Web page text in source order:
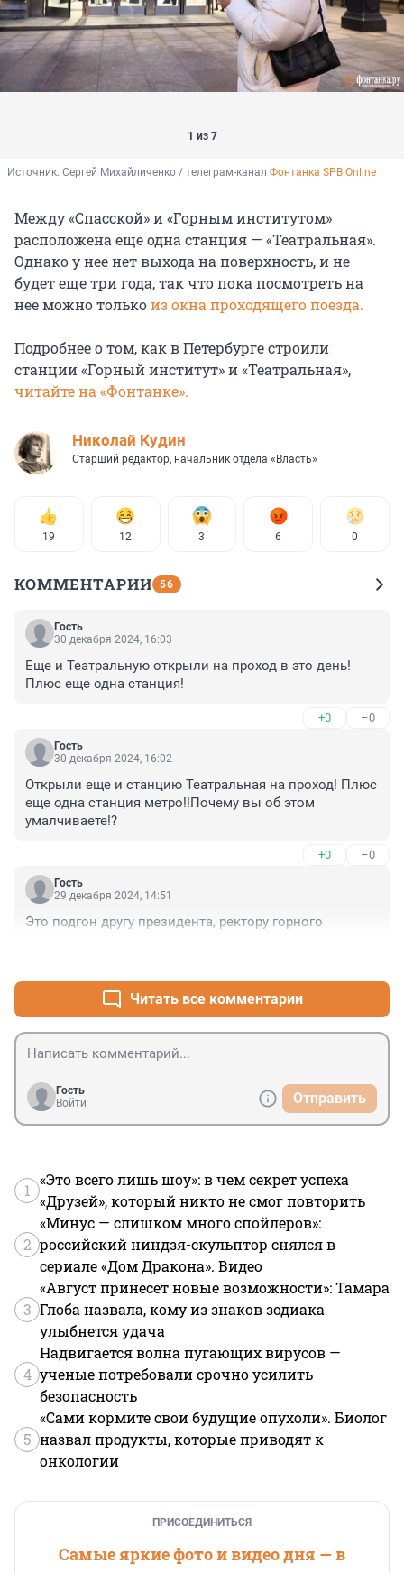
1 из 7
Источник: Сергей Михайличенко / телеграм-канал Фонтанка SPB Online
Между «Спасской» и «Горным институтом»
расположена еще одна станция — «Театральная».
Однако у нее нет выхода на поверхность, и не
будет еще три года, так что пока посмотреть на
нее можно толькоиз окна проходящего поезда.
Подробнее о том, как в Петербурге строили
станции «Горный институт» и «Театральная»,
читайте на «Фонтанке».
Николай Кудин
Старший редактор, начальник отдела «Власть»
19 12 3 6 0
КОММЕНТАРИИ 56
Гость
30 декабря 2024, 16:03
Еще и Театральную открыли на проход в это день!
Плюс еще одна станция!
+0 –0
Гость
30 декабря 2024, 16:02
Открыли еще и станцию Театральная на проход! Плюс
еще одна станция метро!!Почему вы об этом
умалчиваете!?
+0 –0
Гость
29 декабря 2024, 14:51
Это подгон другу президента, ректору горного
Читать все комментарии
Гость
Войти
Отправить
1
«Это всего лишь шоу»: в чем секрет успеха
«Друзей», который никто не смог повторить
2
«Минус — слишком много спойлеров»:
российский ниндзя-скульптор снялся в
сериале «Дом Дракона». Видео
3
«Август принесет новые возможности»: Тамара
Глоба назвала, кому из знаков зодиака
улыбнется удача
4
Надвигается волна пугающих вирусов —
ученые потребовали срочно усилить
безопасность
5
«Сами кормите свои будущие опухоли». Биолог
назвал продукты, которые приводят к
онкологии
ПРИСОЕДИНИТЬСЯ
Самые яркие фото и видео дня — в